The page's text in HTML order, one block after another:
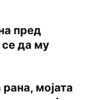
пред
се да му
мојата